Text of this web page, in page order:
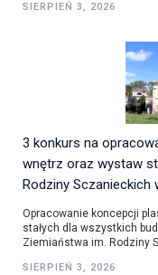
SIERPIEŃ 3, 2026
3 konkurs na
wnętrz oraz wystaw
Rodziny Sczanieckich
Opracowanie koncepcji
stałych dla wszystkich
Ziemiaństwa im. Rodziny
SIERPIEŃ 3, 2026